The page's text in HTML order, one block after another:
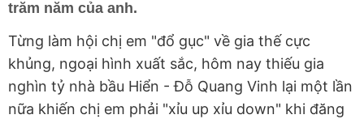
trăm năm của anh.
Từng làm hội chị em "đổ gục" về gia thế cực
khủng, ngoại hình xuất sắc, hôm nay thiếu gia
nghìn tỷ nhà bầu Hiển - Đỗ Quang Vinh lại một lần
nữa khiến chị em phải "xỉu up xỉu down" khi đăng